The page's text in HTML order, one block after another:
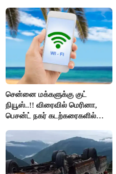
சென்னை மக்களுக்கு குட்
நியூஸ்..!! விரைவில் மெரினா,
பெசன்ட் நகர் கடற்கரைகளில்